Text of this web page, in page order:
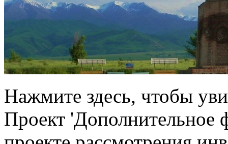
Нажмите здесь, чтобы
Проект 'Дополнительное